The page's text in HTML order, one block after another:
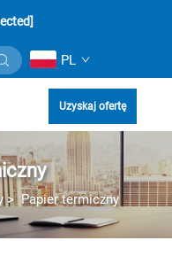
PL
Uzyskaj ofertę
> Papier termiczny